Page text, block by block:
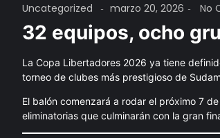
Uncategorized - marzo 20, 2026 - No
32 equipos, ocho
La Copa Libertadores 2026 ya tiene
torneo de clubes más prestigioso de
El balón comenzará a rodar el próximo 7
eliminatorias que culminarán con la gran